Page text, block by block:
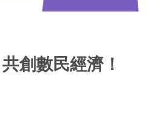
創數民經濟！